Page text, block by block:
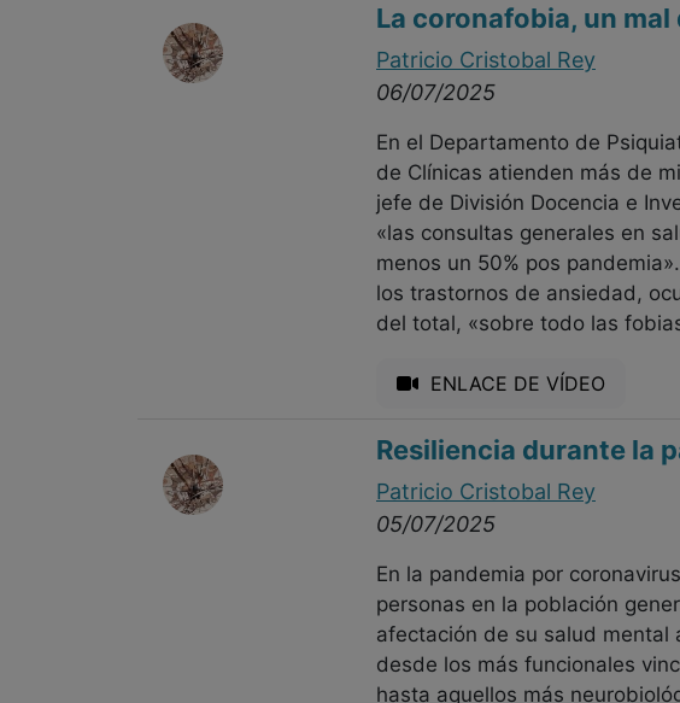
La coronafobia, un
Patricio Cristobal Rey
06/07/2025
En el Departamento de
de Clínicas atienden más de
jefe de División Docencia e
«las consultas generales en
menos un 50% pos
los trastornos de ansiedad,
del total, «sobre todo las
ENLACE DE VÍDEO
Resiliencia durante la
Patricio Cristobal Rey
05/07/2025
En la pandemia por
personas en la población
afectación de su salud mental
desde los más funcionales
hasta aquellos más